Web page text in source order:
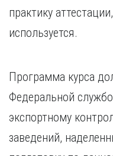
практику
используется.
Программа курса
Федеральной
экспортному
заведений,